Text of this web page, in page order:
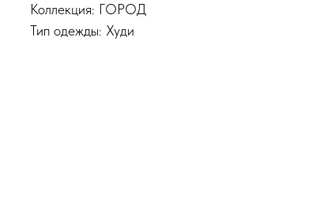
Коллекция: ГОРОД
Тип одежды: Худи